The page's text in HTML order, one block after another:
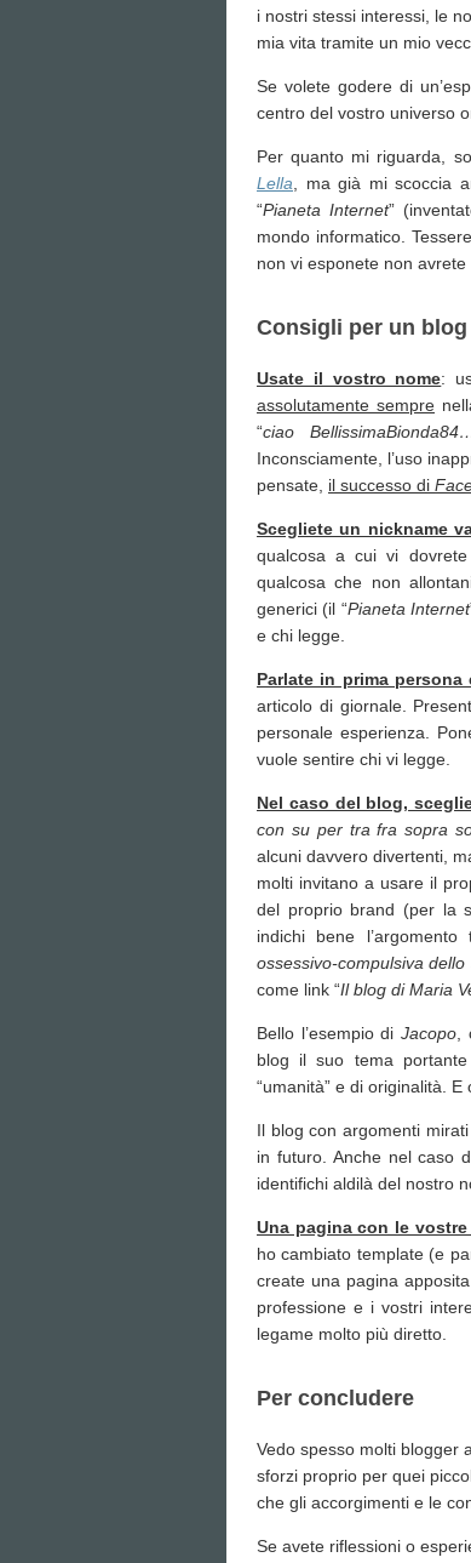
i nostri stessi interessi, le
mia vita tramite un mio
Se volete godere di
centro del vostro universo
Per quanto mi riguarda,
Lella , ma già mi scoccia
“Pianeta Internet”
mondo informatico.
non vi esponete non avrete
Consigli per un
Usate il vostro nome:
assolutamente sempre
“ciao
Inconsciamente, l’uso
pensate, il successo di
Scegliete un nickname
qualcosa a cui vi
qualcosa che non
generici (il “Pianeta Internet
e chi legge.
Parlate in prima persona
articolo di giornale.
personale esperienza.
vuole sentire chi vi legge.
Nel caso del blog,
con su per tra fra sopra
alcuni davvero divertenti,
molti invitano a usare il
del proprio brand (per la
indichi bene
ossessivo-compulsiva dello
come link “Il blog di Maria
Bello l’esempio diJacopo
blog il suo tema
“umanità” e di originalità.
Il blog con argomenti
in futuro. Anche nel caso
identifichi aldilà del nostro
Una pagina con le
ho cambiato template (e
create una pagina
professione e i vostri
legame molto più diretto.
Per concludere
Vedo spesso molti blogger
sforzi proprio per quei
che gli accorgimenti e le
Se avete riflessioni o